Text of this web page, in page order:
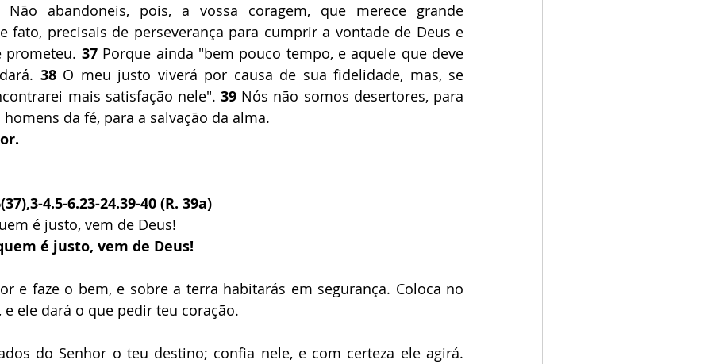
Não abandoneis, pois, a vossa coragem, que merece grande
fato, precisais de perseverança para cumprir a vontade de Deus e
prometeu. 37 Porque ainda "bem pouco tempo, e aquele que deve
38 O meu justo viverá por causa de sua fidelidade, mas, se
mais satisfação nele". 39 Nós não somos desertores, para
da fé, para a salvação da alma.
4.5-6.23-24.39-40 (R. 39a)
é justo, vem de Deus!
é justo, vem de Deus!
e faze o bem, e sobre a terra habitarás em segurança. Coloca no
e ele dará o que pedir teu coração.
do Senhor o teu destino; confia nele, e com certeza ele agirá.